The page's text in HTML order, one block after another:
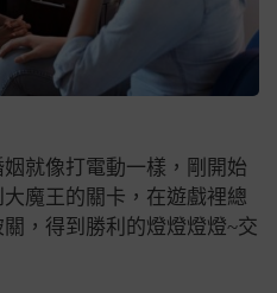
就像打電動一樣，剛開始
魔王的關卡，在遊戲裡總
，得到勝利的燈燈燈燈~交